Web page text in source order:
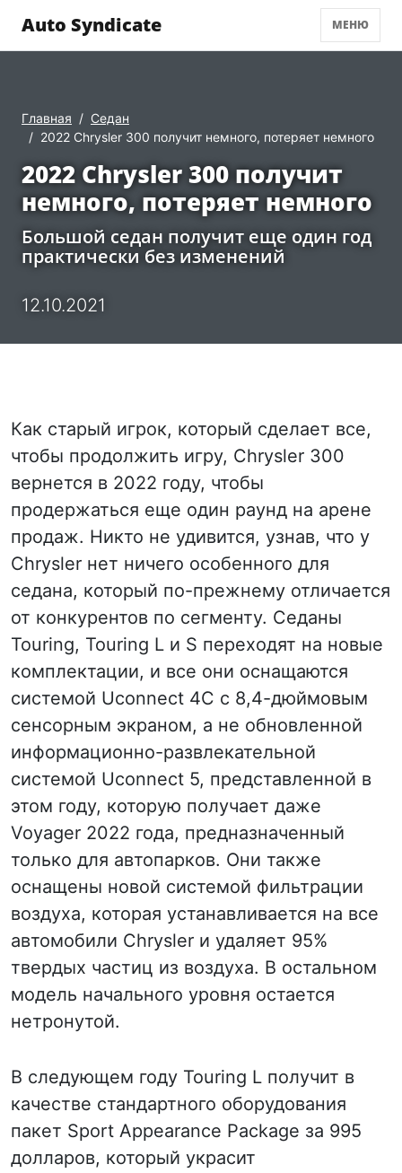
Auto Syndicate МЕНЮ
Главная
Седан
2022 Chrysler 300 получит немного, потеряет немного
2022 Chrysler 300 получит
немного, потеряет немного
Большой седан получит еще один год
практически без изменений
12.10.2021
Как старый игрок, который сделает все,
чтобы продолжить игру, Chrysler 300
вернется в 2022 году, чтобы
продержаться еще один раунд на арене
продаж. Никто не удивится, узнав, что у
Chrysler нет ничего особенного для
седана, который по-прежнему отличается
от конкурентов по сегменту. Седаны
Touring, Touring L и S переходят на новые
комплектации, и все они оснащаются
системой Uconnect 4C с 8,4-дюймовым
сенсорным экраном, а не обновленной
информационно-развлекательной
системой Uconnect 5, представленной в
этом году, которую получает даже
Voyager 2022 года, предназначенный
только для автопарков. Они также
оснащены новой системой фильтрации
воздуха, которая устанавливается на все
автомобили Chrysler и удаляет 95%
твердых частиц из воздуха. В остальном
модель начального уровня остается
нетронутой.
В следующем году Touring L получит в
качестве стандартного оборудования
пакет Sport Appearance Package за 995
долларов, который украсит